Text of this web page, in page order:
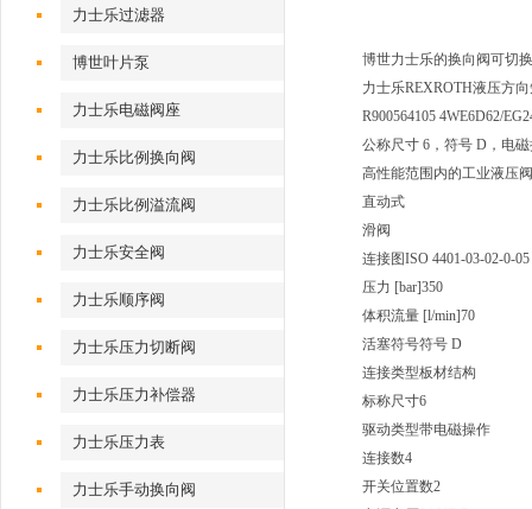
力士乐过滤器
博世叶片泵
力士乐电磁阀座
力士乐比例换向阀
力士乐比例溢流阀
力士乐安全阀
力士乐顺序阀
力士乐压力切断阀
力士乐压力补偿器
力士乐压力表
力士乐手动换向阀
博世力士乐的换向阀可切
力士乐REXROTH液压方
R900564105 4WE6D62/
公称尺寸 6，符号 D，电
高性能范围内的工业液压
直动式
滑阀
连接图ISO 4401-03-02-0-05
压力 [bar]350
体积流量 [l/min]70
活塞符号符号 D
连接类型板材结构
标称尺寸6
驱动类型带电磁操作
连接数4
开关位置数2